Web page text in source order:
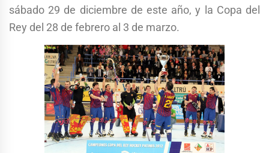
sábado 29 de diciembre de este año, y la Copa del
Rey del 28 de febrero al 3 de marzo.